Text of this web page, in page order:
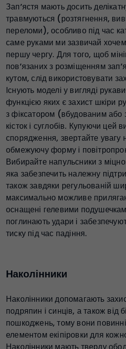
Зап’ястя мають досить
травмуються (розтягнення,
переломи), особливо під час
саме руками ми зазвичай
першу чергу. Для того, щоб
пов’язаних з розміщенням
кутом, слід використовувати
Існують моделі у вигляді
функцією яких є захист шкіри
з фіксатором (вбудованим або
кісток і суглобів. Купуючи цей
спорядження, звертайте увагу
обмежуючу форму і
Вибирайте напульсники з
яка забезпечить належну
також завдяки регульованій
максимально можливе
оснащені гелевими
поглинають удари і
тиску під час падіння.
Наколінники
Наколінники допомагають
подряпин і синців, а також від
пошкоджень, тому вони
елементом екіпіровки для
Наколінники мають тверду